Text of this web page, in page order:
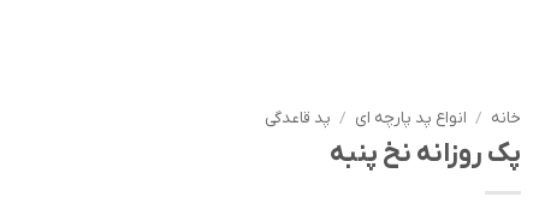
خانه / انواع پد پارچه ای / پد قاعدگی
پک روزانه نخ پنبه